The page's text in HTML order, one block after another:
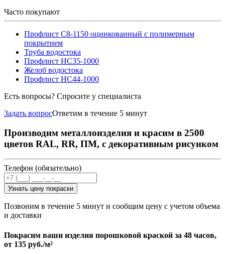
Часто покупают
Профлист С8-1150 оцинкованный с полимерным
покрытием
Труба водостока
Профлист НС35-1000
Желоб водостока
Профлист НС44-1000
Есть вопросы? Спросите у специалиста
Задать вопросОтветим в течение 5 минут
Производим металлоизделия и красим в 2500
цветов RAL, RR, ПМ, с декоративным рисунком
Телефон (обязательно)
Узнать цену покраски
Позвоним в течение 5 минут и сообщим цену с учетом объема
и доставки
Покрасим ваши изделия порошковой краской за 48 часов,
от 135 руб./м²